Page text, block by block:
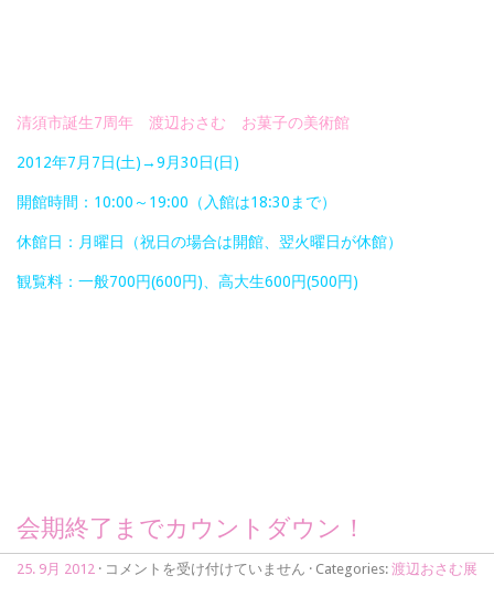
清須市誕生7周年 渡辺おさむ お菓子の美術館
2012年7月7日(土)→9月30日(日)
開館時間：10:00～19:00（入館は18:30まで）
休館日：月曜日（祝日の場合は開館、翌火曜日が休館）
観覧料：一般700円(600円)、高大生600円(500円)
会期終了までカウントダウン！
25. 9月 2012 · 会
コメントを受け付けていません · Categories: 渡辺おさむ展